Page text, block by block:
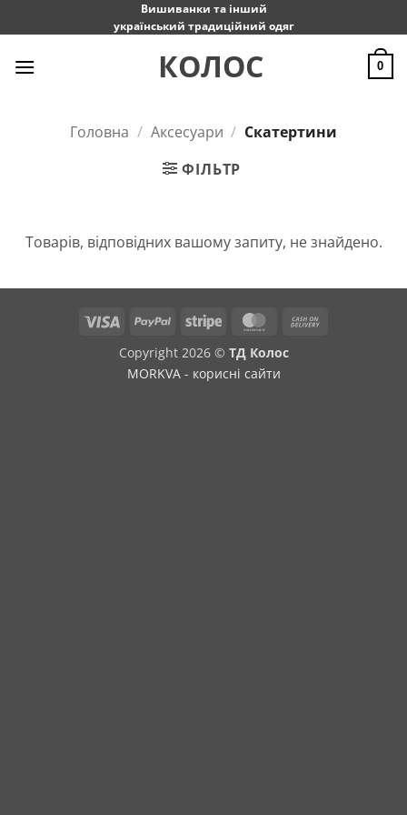
Вишиванки та інший
український традиційний одяг
КОЛОС 0
Головна / Аксесуари / Скатертини
ФІЛЬТР
Товарів, відповідних вашому запиту, не знайдено.
Visa PayPal Stripe MasterCard
Copyright 2026 © ТД Колос
MORKVA - корисні сайти